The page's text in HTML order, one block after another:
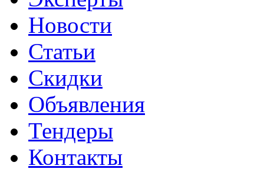
Новости
Статьи
Скидки
Объявления
Тендеры
Контакты